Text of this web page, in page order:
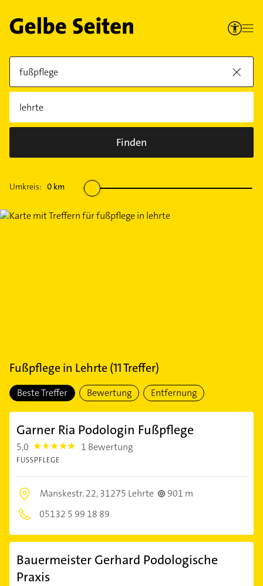
Finden
Umkreis: 0 km
Fußpflegein Lehrte(11Treffer)
Beste Treffer Bewertung Entfernung
Garner Ria Podologin Fußpflege
5,0 5.0 1 Bewertung
FUSSPFLEGE
Manskestr. 22,31275 Lehrte
901 m
05132 5 99 18 89
Bauermeister Gerhard Podologische
Praxis